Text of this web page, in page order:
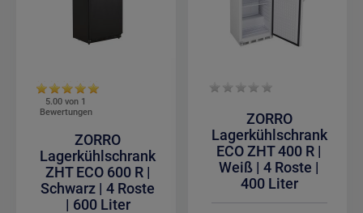
5.00 von 1
Bewertungen
ZORRO
Lagerkühlschrank
ZHT ECO 600 R |
Schwarz | 4 Roste
| 600 Liter
ZORRO
Lagerkühlschrank
ECO ZHT 400 R |
Weiß | 4 Roste |
400 Liter